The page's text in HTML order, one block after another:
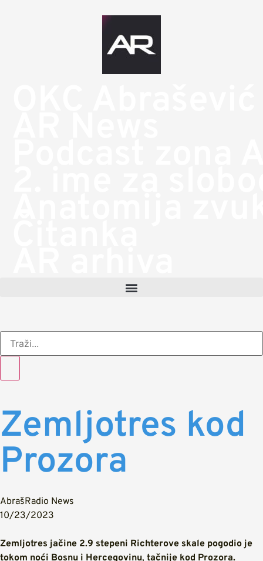
Zemljotres kod
Prozora
AbrašRadio News
10/23/2023
Zemljotres jačine 2.9 stepeni Richterove skale pogodio je
tokom noći Bosnu i Hercegovinu, tačnije kod Prozora.